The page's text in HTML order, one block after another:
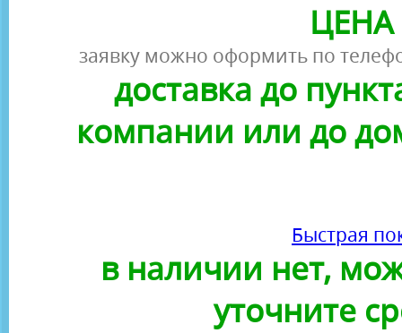
ЦЕНА
заявку можно оформить по
доставка до
компании или до
Быстрая
в наличии нет,
уточните